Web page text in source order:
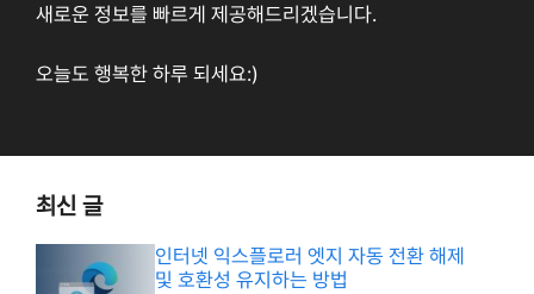
새로운 정보를 빠르게 제공해드리겠습니다.
오늘도 행복한 하루 되세요:)
최신 글
인터넷 익스플로러 엣지 자동 전환 해제
및 호환성 유지하는 방법